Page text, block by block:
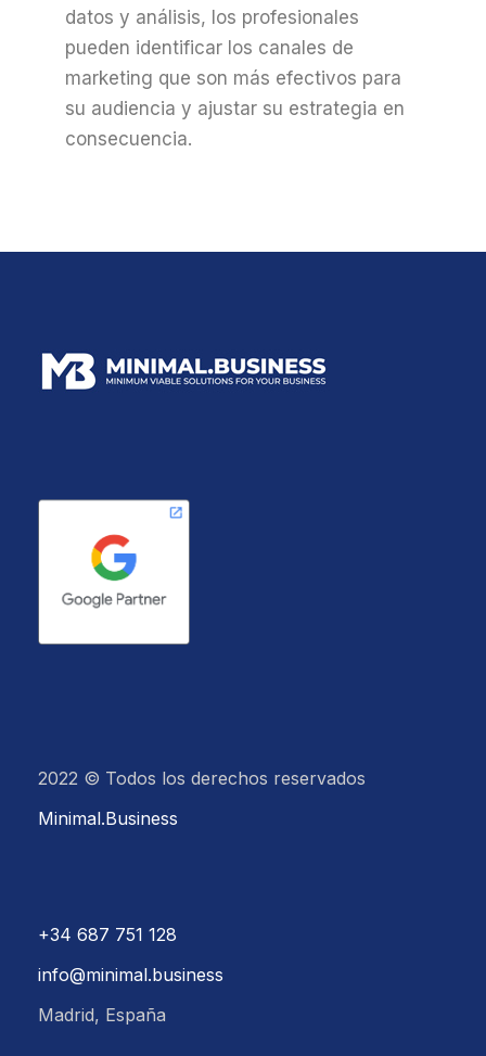
datos y análisis, los profesionales
pueden identificar los canales de
marketing que son más efectivos para
su audiencia y ajustar su estrategia en
consecuencia.
2022 © Todos los derechos reservados
Minimal.Business
+34 687 751 128
info@minimal.business
Madrid, España